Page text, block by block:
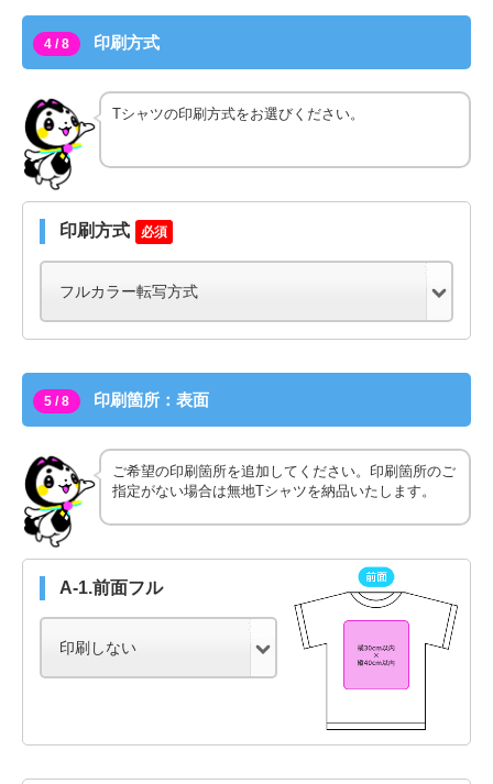
4 / 8 印刷方式
Tシャツの印刷方式をお選びください。
印刷方式 必須
5 / 8 印刷箇所：表面
ご希望の印刷箇所を追加してください。印刷箇所のご
指定がない場合は無地Tシャツを納品いたします。
A-1.前面フル